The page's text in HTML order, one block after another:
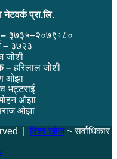
नेटवर्क प्रा.लि.
– ३७३५–२०७९÷८०
– ३७२३
जोशी
–हरिलाल जोशी
ओझा
भट्टराई
ओझा
ओझा
| विश्व खोज~ सर्वाधिकार